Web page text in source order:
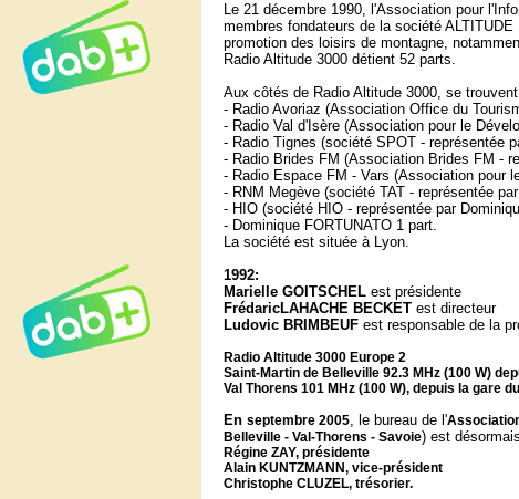
Le 21 décembre 1990, l'Association pour
membres fondateurs de la société
promotion des loisirs de montagne,
Radio Altitude 3000 détient 52 parts.
Aux côtés de Radio Altitude 3000, se
- Radio Avoriaz (Association Office du
- Radio Val d'Isère (Association pour le
- Radio Tignes (société SPOT - représentée
- Radio Brides FM (Association Brides FM -
- Radio Espace FM - Vars (Association pour
- RNM Megève (société TAT - représentée
- HIO (société HIO - représentée par
- Dominique FORTUNATO 1 part.
La société est située à Lyon.
1992:
Marielle GOITSCHEL est présidente
FrédaricLAHACHE BECKET est directeur
Ludovic BRIMBEUF est responsable de la
Radio Altitude 3000 Europe 2
Saint-Martin de Belleville 92.3 MHz (100 W)
Val Thorens 101 MHz (100 W), depuis la gare
En septembre 2005, le bureau de l'
Belleville - Val-Thorens - Savoie) est
Régine ZAY, présidente
Alain KUNTZMANN, vice-président
Christophe CLUZEL, trésorier.